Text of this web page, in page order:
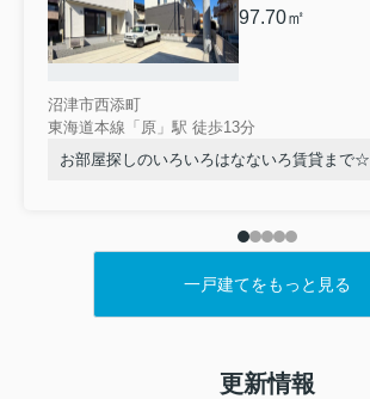
97.70㎡
沼津市西添町
東海道本線「原」駅 徒歩13分
お部屋探しのいろいろはなないろ賃貸まで☆
一戸建てをもっと見る
更新情報